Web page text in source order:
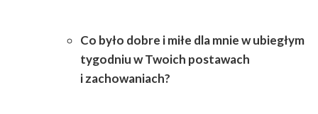
Co było dobre i miłe dla mnie w ubiegłym
tygodniu w Twoich postawach
i zachowaniach?